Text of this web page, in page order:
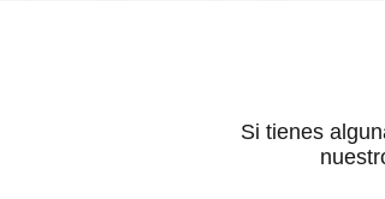
Si tienes